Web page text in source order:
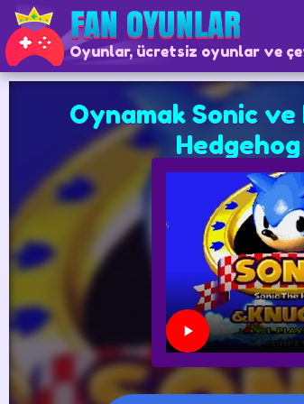
Oyunlar, ücretsiz oyunlar ve
Oynamak Sonic